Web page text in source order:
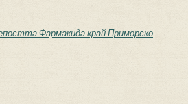
Фармакида край Приморско